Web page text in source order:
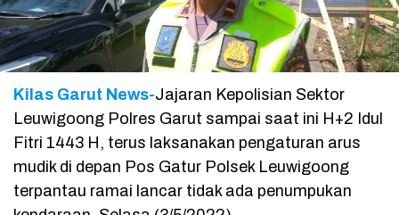
Kilas Garut News-Jajaran Kepolisian Sektor
Leuwigoong Polres Garut sampai saat ini H+2 Idul
Fitri 1443 H, terus laksanakan pengaturan arus
mudik di depan Pos Gatur Polsek Leuwigoong
terpantau ramai lancar tidak ada penumpukan